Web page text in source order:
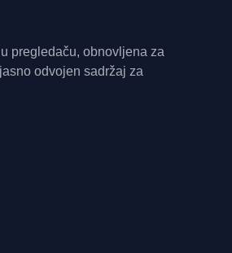
pregledaču, obnovljena za
odvojen sadržaj za